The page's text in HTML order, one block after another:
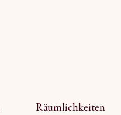
Räumlichkeiten